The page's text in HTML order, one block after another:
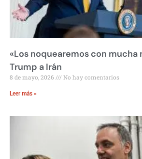
«Los noquearemos con mucha
Trump a Irán
8 de mayo, 2026 No hay comentarios
Leer más »